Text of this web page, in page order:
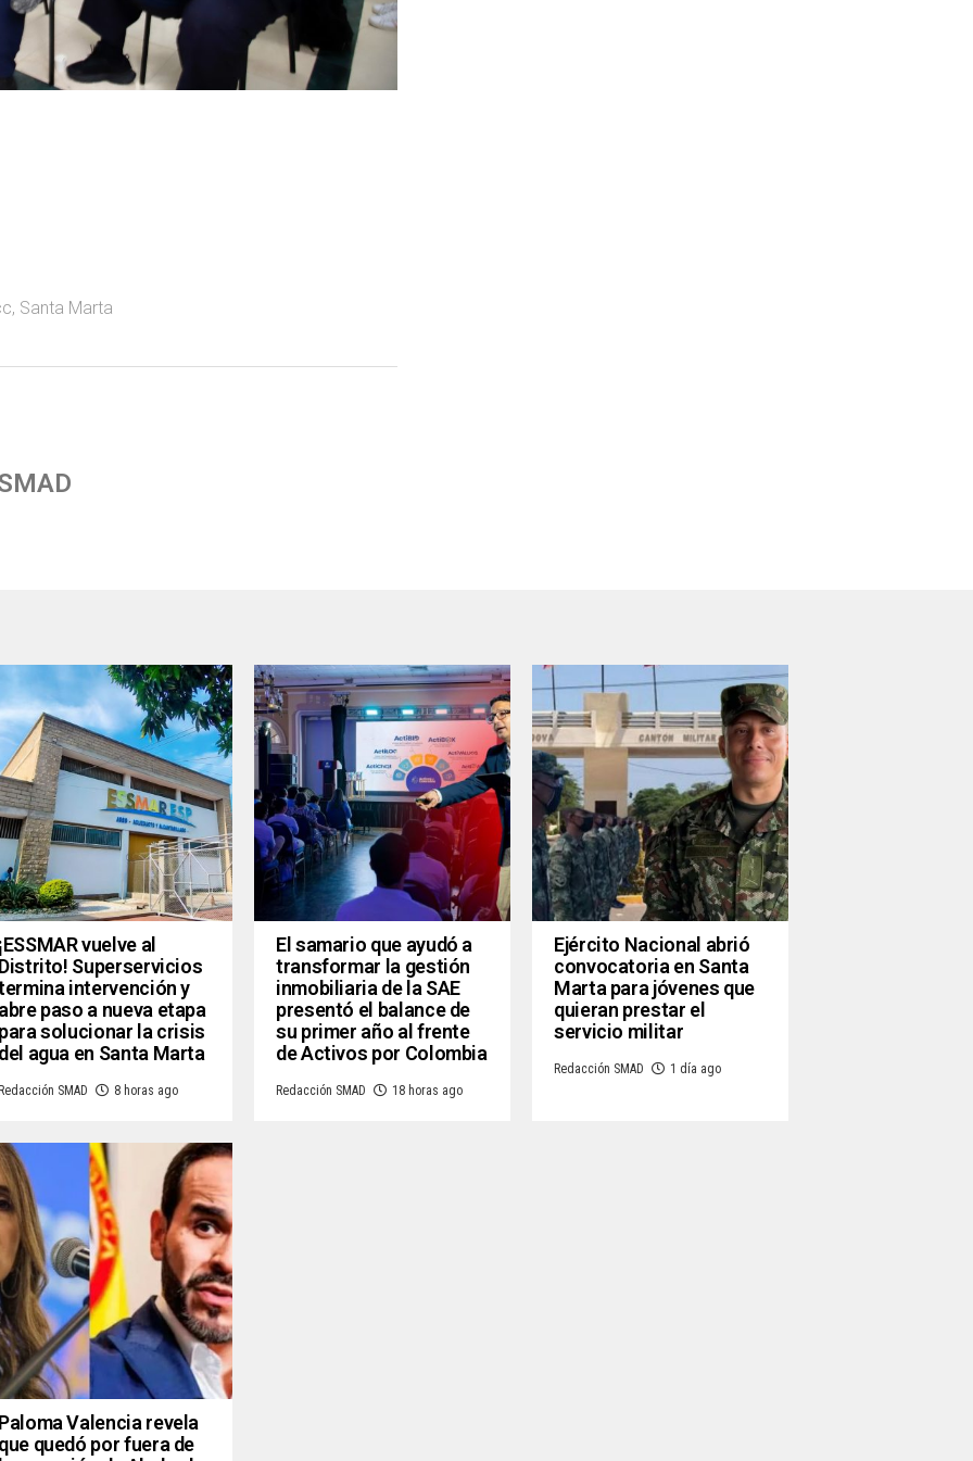
, Santa Marta
¡ESSMAR vuelve al
Distrito! Superservicios
intervención y
abre paso a nueva etapa
para solucionar la crisis
del agua en Santa Marta
Redacción SMAD 8 horas ago
El samario que ayudó a
transformar la gestión
inmobiliaria de la SAE
presentó el balance de
su primer año al frente
de Activos por Colombia
Redacción SMAD 18 horas ago
Ejército Nacional abrió
convocatoria en Santa
Marta para jóvenes que
quieran prestar el
servicio militar
Redacción SMAD 1 día ago
Paloma Valencia revela
que quedó por fuera de